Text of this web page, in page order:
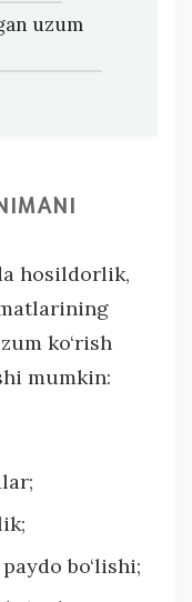
uzum
hosildorlik,
ko‘rish
mumkin:
bo‘lishi;